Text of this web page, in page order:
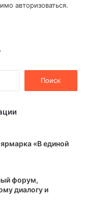
авторизоваться.
«В единой
форум,
диалогу и